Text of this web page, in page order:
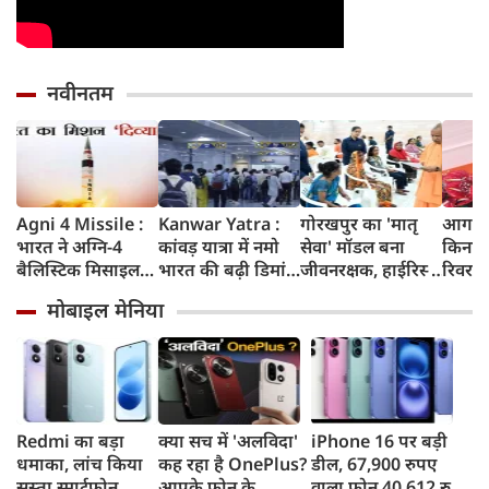
नवीनतम
Agni 4 Missile :
भारत ने अग्नि-4
बैलिस्टिक मिसाइल
किया, 4,000 KM
तक मारक क्षमता
Kanwar Yatra :
कांवड़ यात्रा में नमो
भारत की बढ़ी डिमांड,
कई स्टेशनों पर 50%
तक बढ़ी यात्रियों की
संख्या
गोरखपुर का 'मातृ
सेवा' मॉडल बना
जीवनरक्षक, हाईरिस्क
इलाज से बची 77
जिंदगियां
आगरा
रिवर
करेगी
मोबाइल मेनिया
Redmi का बड़ा
धमाका, लांच किया
क्या सच में 'अलविदा'
कह रहा है OnePlus?
iPhone 16 पर बड़ी
डील, 67,900 रुपए